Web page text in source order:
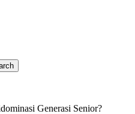
Generasi Senior?